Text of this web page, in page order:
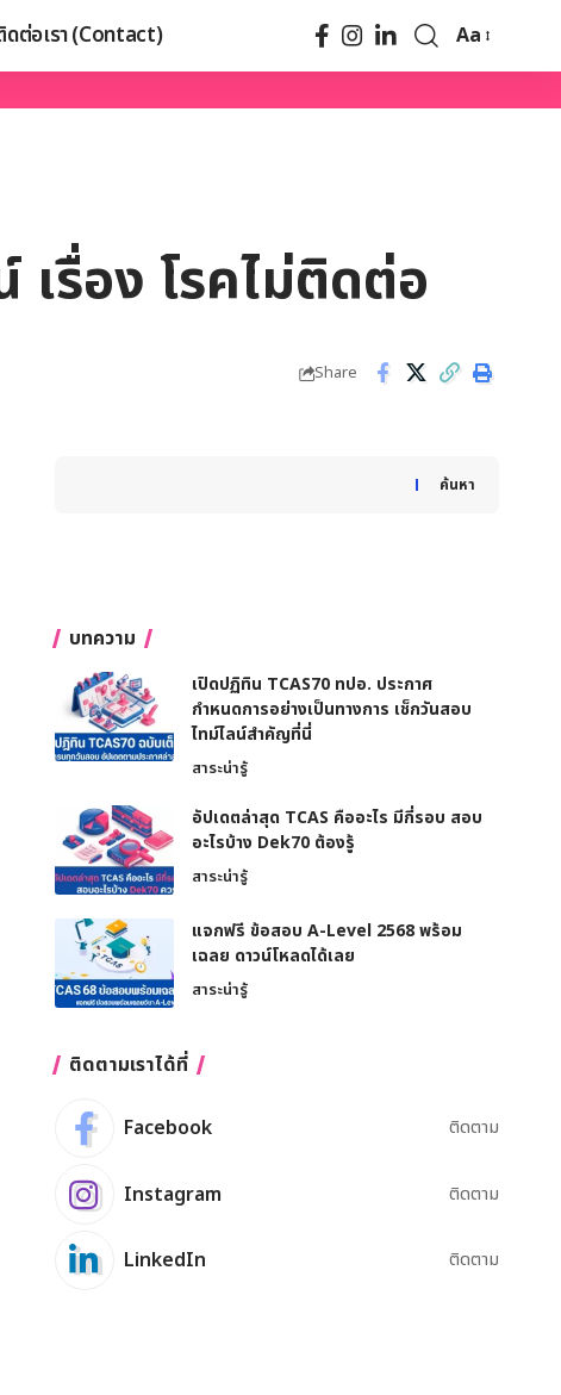
ดต่อเรา (Contact) Aa
รื่อง โรคไม่ติดต่อ
Share
ค้นหา
When autocomplete results are available use up and
บทความ
เปิดปฏิทิน TCAS70 ทปอ. ประกาศ
กำหนดการอย่างเป็นทางการ เช็กวันสอบ
ไทม์ไลน์สำคัญที่นี่
สาระน่ารู้
อัปเดตล่าสุด TCAS คืออะไร มีกี่รอบ สอบ
อะไรบ้าง Dek70 ต้องรู้
สาระน่ารู้
แจกฟรี ข้อสอบ A-Level 2568 พร้อม
เฉลย ดาวน์โหลดได้เลย
สาระน่ารู้
ติดตามเราได้ที่
Facebook ติดตาม
Instagram ติดตาม
LinkedIn ติดตาม